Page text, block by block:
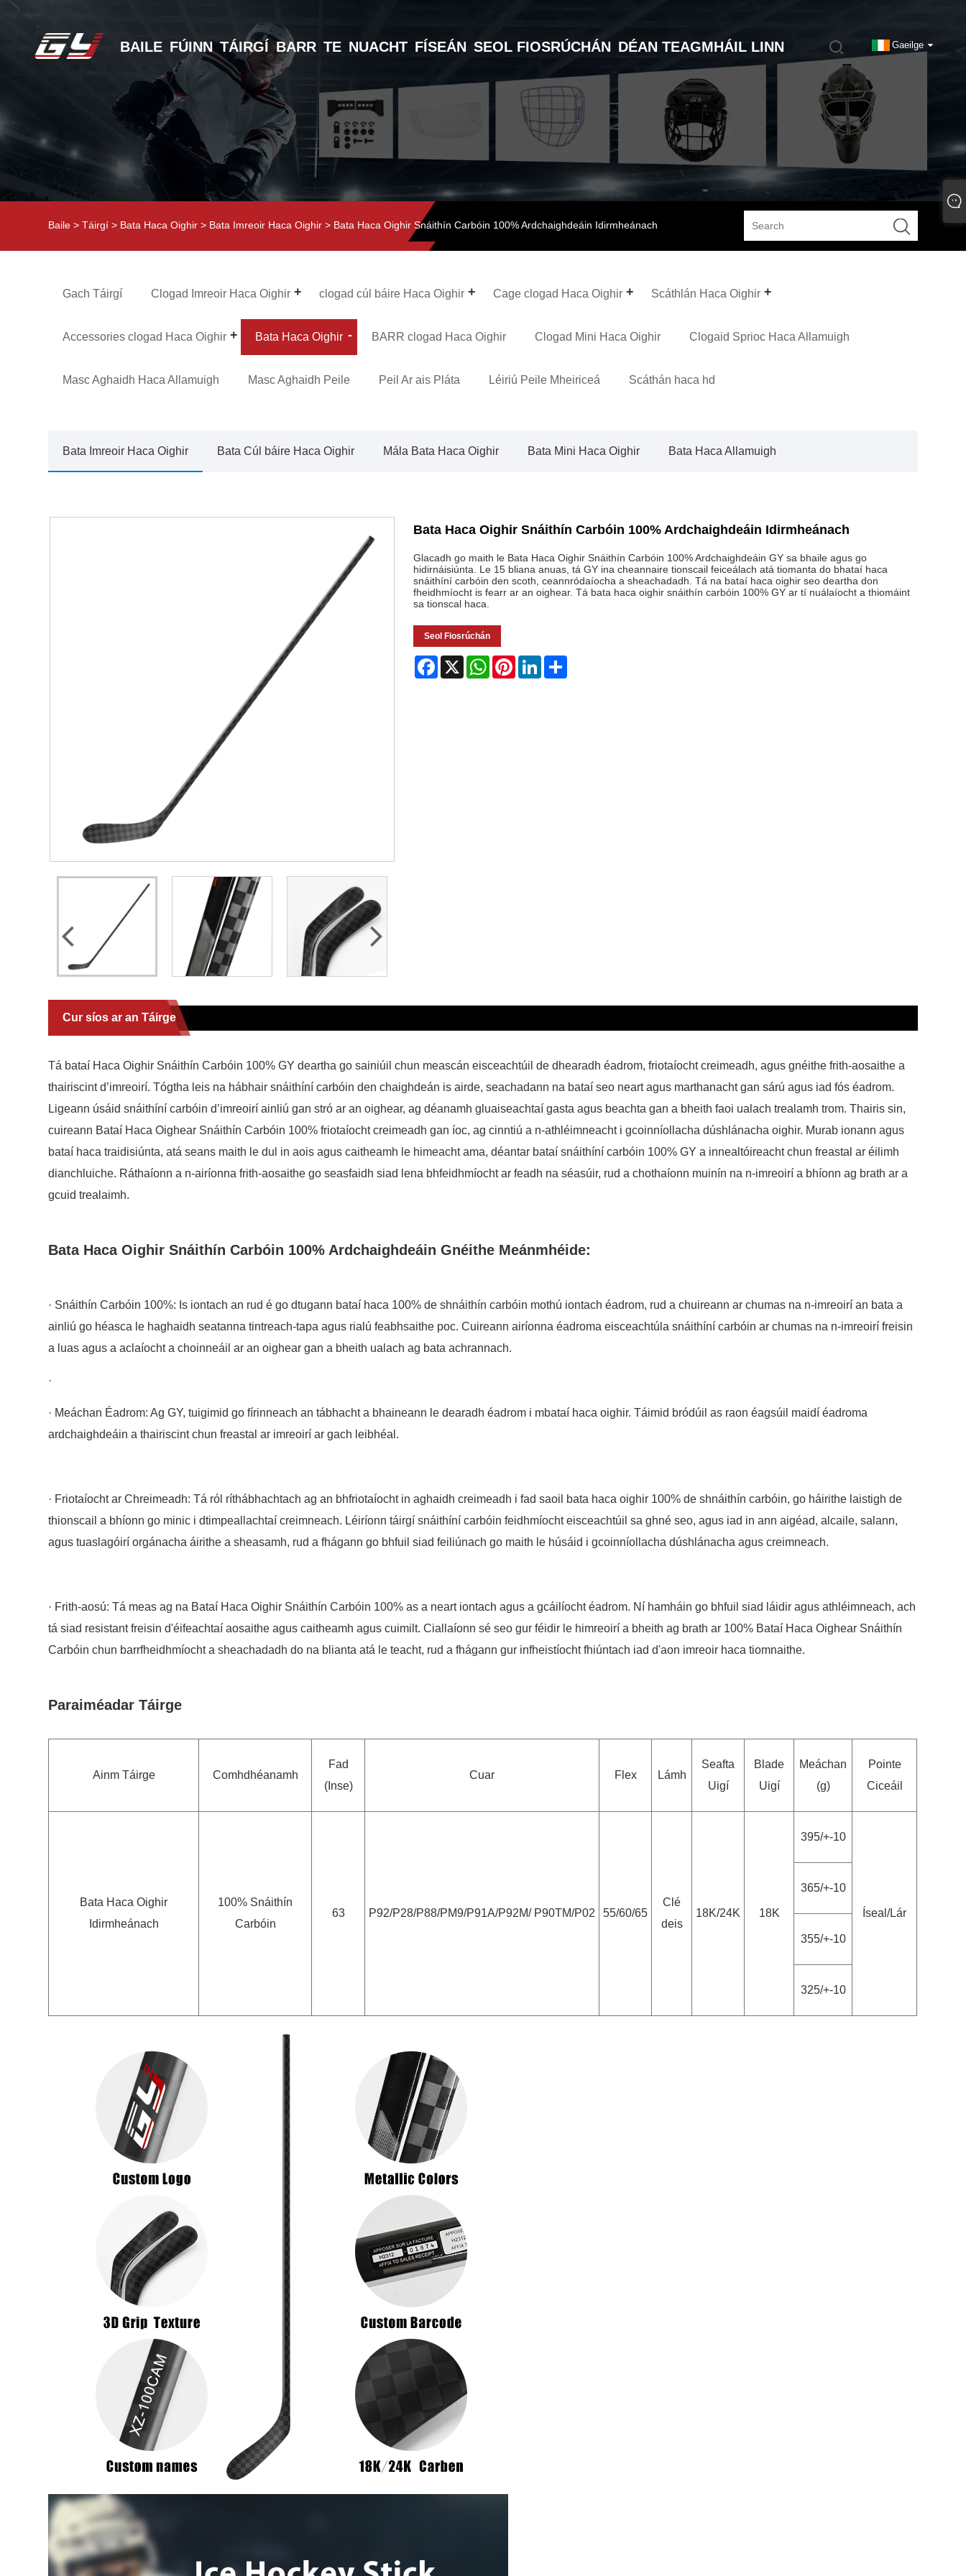
Gaeilge
BAILE FÚINN TÁIRGÍ BARR TE NUACHT FÍSEÁN SEOL FIOSRÚCHÁN DÉAN TEAGMHÁIL LINN
Baile > Táirgí > Bata Haca Oighir > Bata Imreoir Haca Oighir > Bata Haca Oighir Snáithín Carbóin 100% Ardchaighdeáin Idirmheánach
Gach Táirgí Clogad Imreoir Haca Oighir clogad cúl báire Haca Oighir Cage clogad Haca Oighir Scáthlán Haca Oighir
Accessories clogad Haca Oighir Bata Haca Oighir BARR clogad Haca Oighir Clogad Mini Haca Oighir Clogaid Sprioc Haca Allamuigh
Masc Aghaidh Haca Allamuigh Masc Aghaidh Peile Peil Ar ais Pláta Léiriú Peile Mheiriceá Scáthán haca hd
Bata Imreoir Haca Oighir Bata Cúl báire Haca Oighir Mála Bata Haca Oighir Bata Mini Haca Oighir Bata Haca Allamuigh
Bata Haca Oighir Snáithín Carbóin 100% Ardchaighdeáin Idirmheánach
Glacadh go maith le Bata Haca Oighir Snáithín Carbóin 100% Ardchaighdeáin GY sa bhaile agus go
hidirnáisiúnta. Le 15 bliana anuas, tá GY ina cheannaire tionscail feiceálach atá tiomanta do bhataí haca
snáithíní carbóin den scoth, ceannródaíocha a sheachadadh. Tá na bataí haca oighir seo deartha don
fheidhmíocht is fearr ar an oighear. Tá bata haca oighir snáithín carbóin 100% GY ar tí nuálaíocht a thiomáint
sa tionscal haca.
Seol Fiosrúchán
Facebook
X WhatsAppPinterestLinkedIn
Cur síos ar an Táirge
Tá bataí Haca Oighir Snáithín Carbóin 100% GY deartha go sainiúil chun meascán eisceachtúil de dhearadh éadrom, friotaíocht creimeadh, agus gnéithe frith-aosaithe a
thairiscint d’imreoirí. Tógtha leis na hábhair snáithíní carbóin den chaighdeán is airde, seachadann na bataí seo neart agus marthanacht gan sárú agus iad fós éadrom.
Ligeann úsáid snáithíní carbóin d’imreoirí ainliú gan stró ar an oighear, ag déanamh gluaiseachtaí gasta agus beachta gan a bheith faoi ualach trealamh trom. Thairis sin,
cuireann Bataí Haca Oighear Snáithín Carbóin 100% friotaíocht creimeadh gan íoc, ag cinntiú a n-athléimneacht i gcoinníollacha dúshlánacha oighir. Murab ionann agus
bataí haca traidisiúnta, atá seans maith le dul in aois agus caitheamh le himeacht ama, déantar bataí snáithíní carbóin 100% GY a innealtóireacht chun freastal ar éilimh
dianchluiche. Ráthaíonn a n-airíonna frith-aosaithe go seasfaidh siad lena bhfeidhmíocht ar feadh na séasúir, rud a chothaíonn muinín na n-imreoirí a bhíonn ag brath ar a
gcuid trealaimh.
Bata Haca Oighir Snáithín Carbóin 100% Ardchaighdeáin Gnéithe Meánmhéide:
· Snáithín Carbóin 100%: Is iontach an rud é go dtugann bataí haca 100% de shnáithín carbóin mothú iontach éadrom, rud a chuireann ar chumas na n-imreoirí an bata a
ainliú go héasca le haghaidh seatanna tintreach-tapa agus rialú feabhsaithe poc. Cuireann airíonna éadroma eisceachtúla snáithíní carbóin ar chumas na n-imreoirí freisin
a luas agus a aclaíocht a choinneáil ar an oighear gan a bheith ualach ag bata achrannach.
·
· Meáchan Éadrom: Ag GY, tuigimid go fírinneach an tábhacht a bhaineann le dearadh éadrom i mbataí haca oighir. Táimid bródúil as raon éagsúil maidí éadroma
ardchaighdeáin a thairiscint chun freastal ar imreoirí ar gach leibhéal.
· Friotaíocht ar Chreimeadh: Tá ról ríthábhachtach ag an bhfriotaíocht in aghaidh creimeadh i fad saoil bata haca oighir 100% de shnáithín carbóin, go háirithe laistigh de
thionscail a bhíonn go minic i dtimpeallachtaí creimneach. Léiríonn táirgí snáithíní carbóin feidhmíocht eisceachtúil sa ghné seo, agus iad in ann aigéad, alcaile, salann,
agus tuaslagóirí orgánacha áirithe a sheasamh, rud a fhágann go bhfuil siad feiliúnach go maith le húsáid i gcoinníollacha dúshlánacha agus creimneach.
· Frith-aosú: Tá meas ag na Bataí Haca Oighir Snáithín Carbóin 100% as a neart iontach agus a gcáilíocht éadrom. Ní hamháin go bhfuil siad láidir agus athléimneach, ach
tá siad resistant freisin d'éifeachtaí aosaithe agus caitheamh agus cuimilt. Ciallaíonn sé seo gur féidir le himreoirí a bheith ag brath ar 100% Bataí Haca Oighear Snáithín
Carbóin chun barrfheidhmíocht a sheachadadh do na blianta atá le teacht, rud a fhágann gur infheistíocht fhiúntach iad d'aon imreoir haca tiomnaithe.
Paraiméadar Táirge
Ainm Táirge Comhdhéanamh
Fad
(Inse)
Cuar Flex Lámh
Seafta
Uigí
Blade
Uigí
Meáchan
(g)
Pointe
Ciceáil
Bata Haca Oighir
Idirmheánach
100% Snáithín
Carbóin
63 P92/P28/P88/PM9/P91A/P92M/ P90TM/P02 55/60/65
Clé
deis
18K/24K 18K
395/+-10
Íseal/Lár
365/+-10
355/+-10
325/+-10